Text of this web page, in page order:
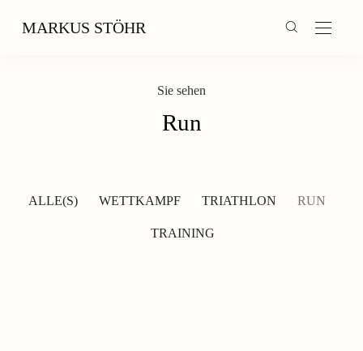
MARKUS STÖHR
Sie sehen
Run
ALLE(S) WETTKAMPF TRIATHLON RUN
TRAINING